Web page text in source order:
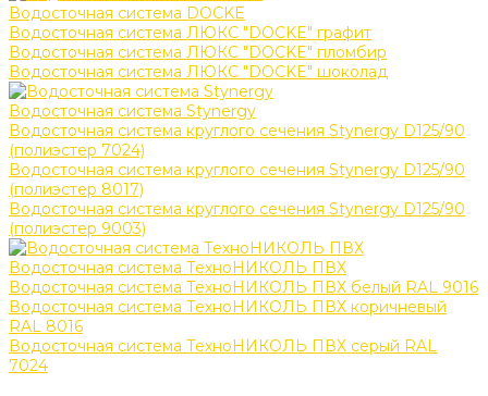
Водосточная система DOCKE
Водосточная система ЛЮКС "DOCKE" графит
Водосточная система ЛЮКС "DOCKE" пломбир
Водосточная система ЛЮКС "DOCKE" шоколад
Водосточная система Stynergy
Водосточная система круглого сечения Stynergy D125/90
(полиэстер 7024)
Водосточная система круглого сечения Stynergy D125/90
(полиэстер 8017)
Водосточная система круглого сечения Stynergy D125/90
(полиэстер 9003)
Водосточная система ТехноНИКОЛЬ ПВХ
Водосточная система ТехноНИКОЛЬ ПВХ белый RAL 9016
Водосточная система ТехноНИКОЛЬ ПВХ коричневый
RAL 8016
Водосточная система ТехноНИКОЛЬ ПВХ серый RAL
7024